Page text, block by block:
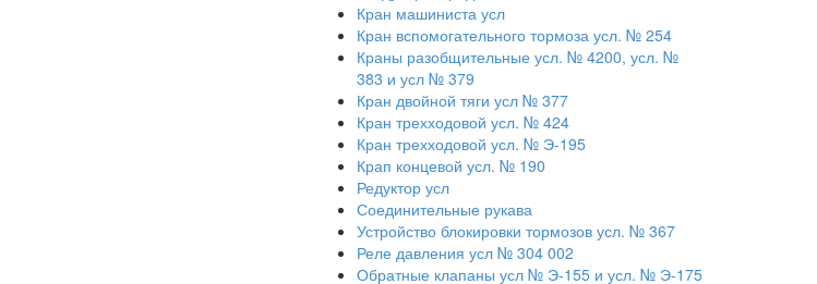
Кран машиниста усл
Кран вспомогательного тормоза усл. № 254
Краны разобщительные усл. № 4200, усл. №
383 и усл № 379
Кран двойной тяги усл № 377
Кран трехходовой усл. № 424
Кран трехходовой усл. № Э-195
Крап концевой усл. № 190
Редуктор усл
Соединительные рукава
Устройство блокировки тормозов усл. № 367
Реле давления усл № 304 002
Обратные клапаны усл № Э-155 и усл. № Э-175